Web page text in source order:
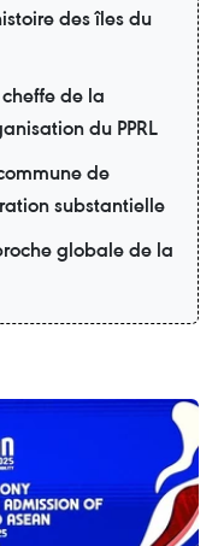
des îles du
de la
du PPRL
de
substantielle
globale de la